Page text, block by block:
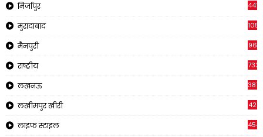
मिर्जापुर 441
मुरादाबाद 1057
मैनपुरी 96
राष्ट्रीय 7332
लखनऊ 3816
लखीमपुर खीरी 42
लाइफ स्टाइल 454